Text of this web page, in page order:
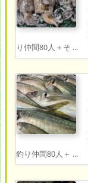
り仲間80人＋そ ...
釣り仲間80人＋ ...